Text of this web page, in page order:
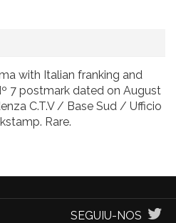
with Italian franking and
7 postmark dated on August
C.T.V / Base Sud / Ufficio
Rare.
SEGUIU-NOS